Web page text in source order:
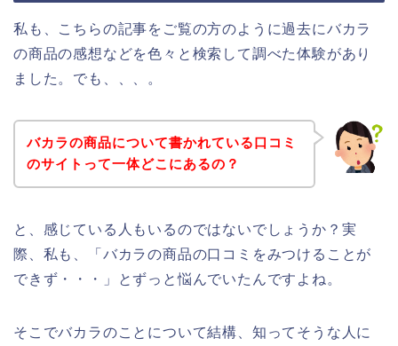
私も、こちらの記事をご覧の方のように過去にバカラ
の商品の感想などを色々と検索して調べた体験があり
ました。でも、、、。
バカラの商品について書かれている口コミ
のサイトって一体どこにあるの？
と、感じている人もいるのではないでしょうか？実
際、私も、「バカラの商品の口コミをみつけることが
できず・・・」とずっと悩んでいたんですよね。
そこでバカラのことについて結構、知ってそうな人に